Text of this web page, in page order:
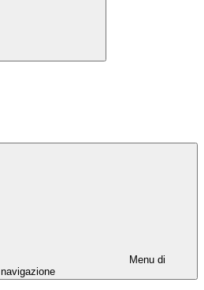
Menu di
navigazione